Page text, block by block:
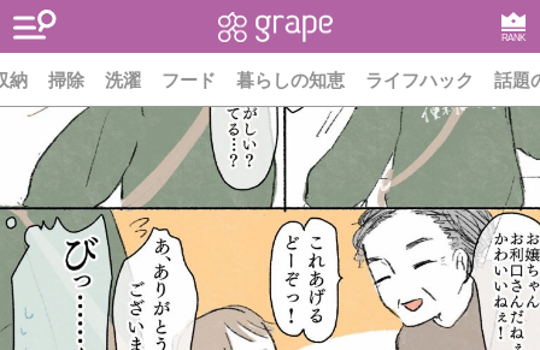
RANK
納 掃除 洗濯 フード 暮らしの知恵 ライフハック 話題